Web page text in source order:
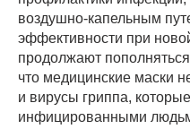
воздушно-капельным
эффективности при
продолжают
что медицинские маски
и вирусы гриппа,
инфицированными